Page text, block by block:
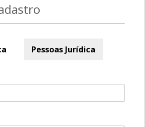
Pessoas Jurídica